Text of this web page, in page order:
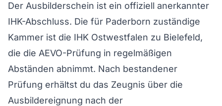
Der Ausbilderschein ist ein offiziell anerkannter
IHK-Abschluss. Die für Paderborn zuständige
Kammer ist die IHK Ostwestfalen zu Bielefeld,
die die AEVO-Prüfung in regelmäßigen
Abständen abnimmt. Nach bestandener
Prüfung erhältst du das Zeugnis über die
Ausbildereignung nach der